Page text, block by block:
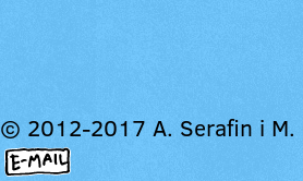
© 2012-2017 A. Serafin i M.